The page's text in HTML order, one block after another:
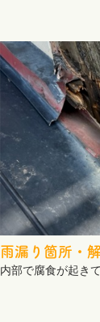
雨漏り箇所・
内部で腐食が起き